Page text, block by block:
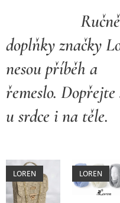
Ručně
doplňky značky
nesou
řemeslo.
u srdce i na těle.
LOREN LOREN